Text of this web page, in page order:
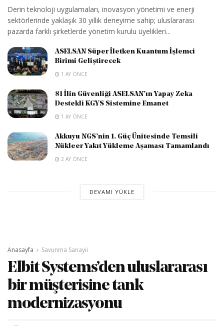
Derin teknoloji uygulamaları, inovasyon yönetimi ve enerji
sektörlerinde yaklaşık 30 yıllık deneyime sahip; uluslararası
pazarda farklı şirketlerde yönetim kurulu üyelikleri...
ASELSAN Süper İletken Kuantum İşlemci
Birimi Geliştirecek
1 AY ÖNCE
81 İlin Güvenliği ASELSAN’ın Yapay Zeka
Destekli KGYS Sistemine Emanet
1 AY ÖNCE
Akkuyu NGS’nin 1. Güç Ünitesinde Temsili
Nükleer Yakıt Yükleme Aşaması Tamamlandı
2 AY ÖNCE
DEVAMI YÜKLE
Anasayfa Savunma Sanayii
Elbit Systems’den uluslararası
bir müşterisine tank
modernizasyonu